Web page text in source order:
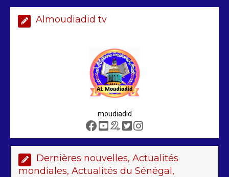
Almoudiadid tv
moudiadid
Dernières nouvelles, Actualités
mondiales, Actualités du Sénégal,
2 min
Sénégal – FMI : les discussions se
poursuivent autour du rapport ROSC
2 min 221
Sénégal : lancement de Mousso.sn,
une plateforme pour mieux visibiliser